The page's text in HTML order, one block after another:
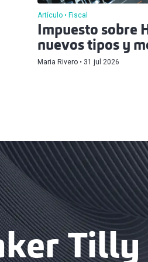
Artículo Fiscal
Impuesto sobre
nuevos tipos y
Maria Rivero 31 jul 2026
Tilly